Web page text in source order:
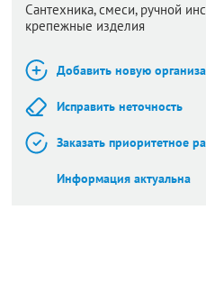
Сантехника, смеси, ручной
крепежные изделия
Добавить новую
Исправить неточность
Заказать приоритетное
Информация актуальна